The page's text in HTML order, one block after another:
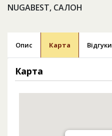
NUGABEST, САЛОН
Опис Карта Відгуки
Карта